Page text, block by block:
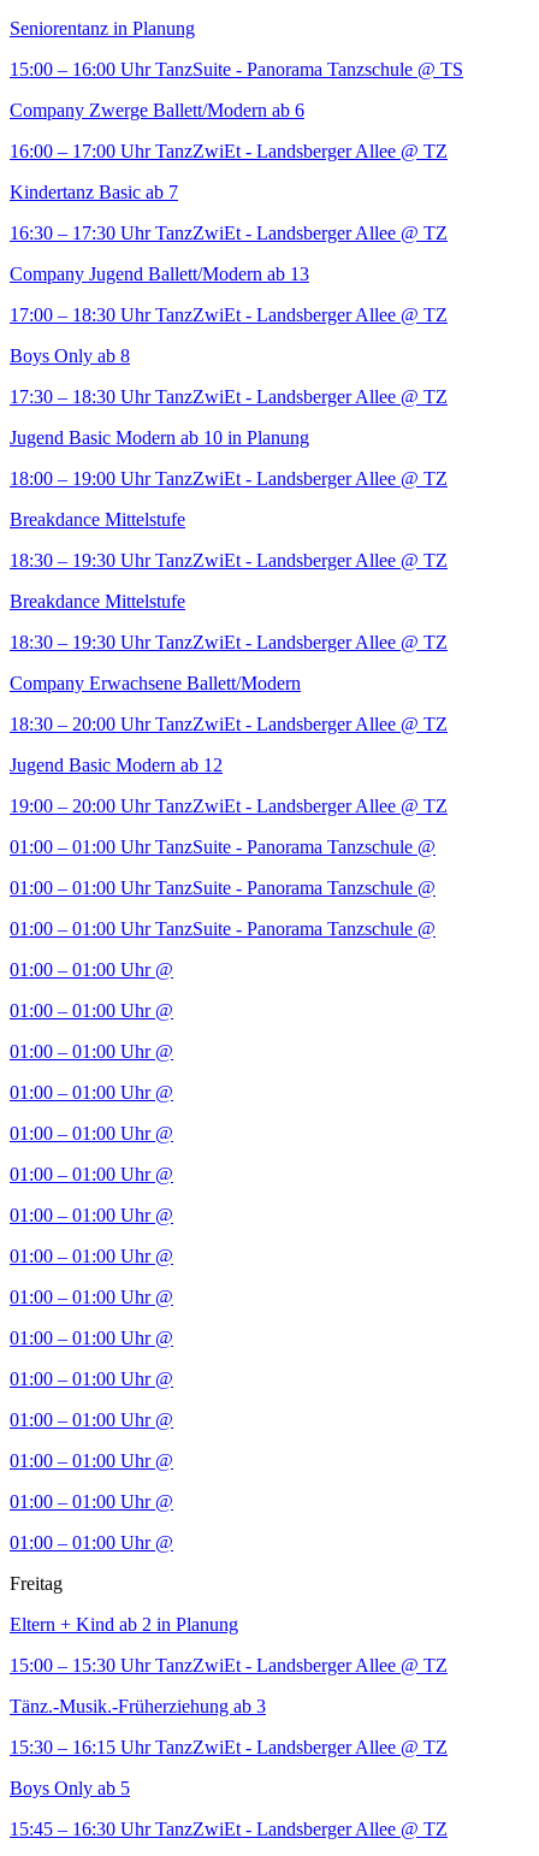
Seniorentanz in Planung
15:00 – 16:00 Uhr TanzSuite - Panorama Tanzschule @ TS
Company Zwerge Ballett/Modern ab 6
16:00 – 17:00 Uhr TanzZwiEt - Landsberger Allee @ TZ
Kindertanz Basic ab 7
16:30 – 17:30 Uhr TanzZwiEt - Landsberger Allee @ TZ
Company Jugend Ballett/Modern ab 13
17:00 – 18:30 Uhr TanzZwiEt - Landsberger Allee @ TZ
Boys Only ab 8
17:30 – 18:30 Uhr TanzZwiEt - Landsberger Allee @ TZ
Jugend Basic Modern ab 10 in Planung
18:00 – 19:00 Uhr TanzZwiEt - Landsberger Allee @ TZ
Breakdance Mittelstufe
18:30 – 19:30 Uhr TanzZwiEt - Landsberger Allee @ TZ
Breakdance Mittelstufe
18:30 – 19:30 Uhr TanzZwiEt - Landsberger Allee @ TZ
Company Erwachsene Ballett/Modern
18:30 – 20:00 Uhr TanzZwiEt - Landsberger Allee @ TZ
Jugend Basic Modern ab 12
19:00 – 20:00 Uhr TanzZwiEt - Landsberger Allee @ TZ
01:00 – 01:00 Uhr TanzSuite - Panorama Tanzschule @
01:00 – 01:00 Uhr TanzSuite - Panorama Tanzschule @
01:00 – 01:00 Uhr TanzSuite - Panorama Tanzschule @
01:00 – 01:00 Uhr @
01:00 – 01:00 Uhr @
01:00 – 01:00 Uhr @
01:00 – 01:00 Uhr @
01:00 – 01:00 Uhr @
01:00 – 01:00 Uhr @
01:00 – 01:00 Uhr @
01:00 – 01:00 Uhr @
01:00 – 01:00 Uhr @
01:00 – 01:00 Uhr @
01:00 – 01:00 Uhr @
01:00 – 01:00 Uhr @
01:00 – 01:00 Uhr @
01:00 – 01:00 Uhr @
01:00 – 01:00 Uhr @
Freitag
Eltern + Kind ab 2 in Planung
15:00 – 15:30 Uhr TanzZwiEt - Landsberger Allee @ TZ
Tänz.-Musik.-Früherziehung ab 3
15:30 – 16:15 Uhr TanzZwiEt - Landsberger Allee @ TZ
Boys Only ab 5
15:45 – 16:30 Uhr TanzZwiEt - Landsberger Allee @ TZ